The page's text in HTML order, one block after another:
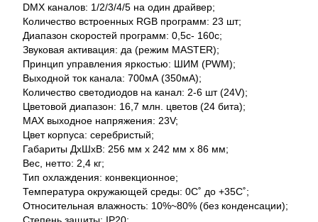
DMX каналов: 1/2/3/4/5 на один драйвер;
Количество встроенных RGB программ: 23 шт;
Диапазон скоростей программ: 0,5c- 160c;
Звуковая активация: да (режим MASTER);
Принцип управления яркостью: ШИМ (PWM);
Выходной ток канала: 700мА (350мА);
Количество светодиодов на канал: 2-6 шт (24V);
Цветовой диапазон: 16,7 млн. цветов (24 бита);
MAX выходное напряжения: 23V;
Цвет корпуса: серебристый;
Габариты ДхШхВ: 256 мм х 242 мм х 86 мм;
Вес, нетто: 2,4 кг;
Тип охлаждения: конвекционное;
Температура окружающей среды: 0С˚ до +35С˚;
Относительная влажность: 10%~80% (без конденсации);